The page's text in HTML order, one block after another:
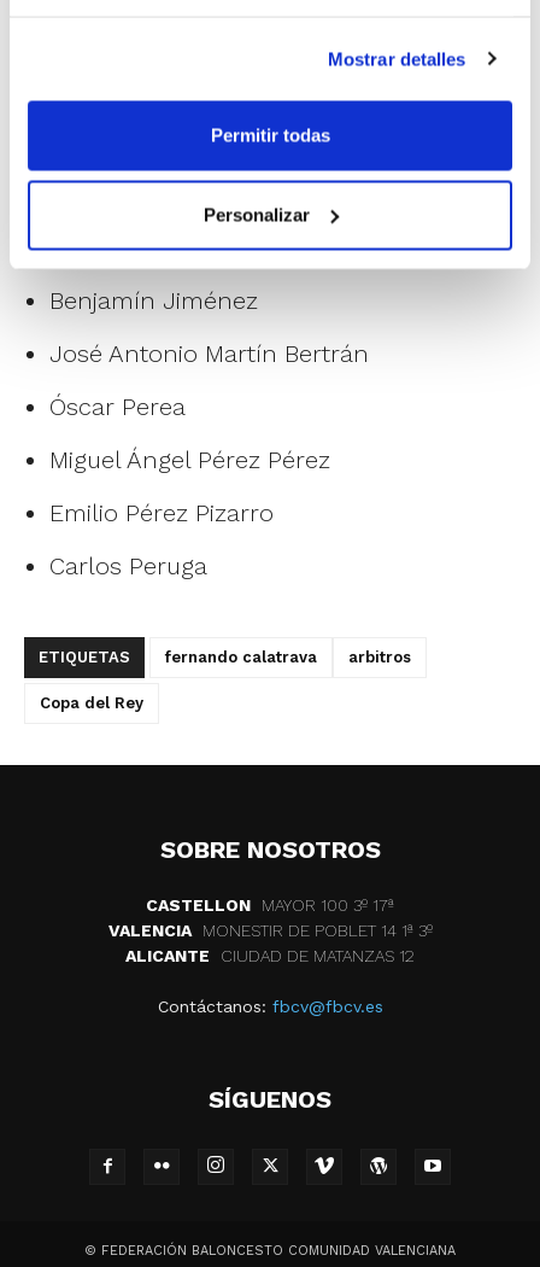
Mostrar detalles
Permitir todas
Personalizar
Daniel Hierrezuelo
Benjamín Jiménez
José Antonio Martín Bertrán
Óscar Perea
Miguel Ángel Pérez Pérez
Emilio Pérez Pizarro
Carlos Peruga
ETIQUETAS fernando calatrava arbitros
Copa del Rey
SOBRE NOSOTROS
CASTELLON
MAYOR 100 3º 17ª
VALENCIA
MONESTIR DE POBLET 14 1ª 3º
ALICANTE
CIUDAD DE MATANZAS 12
Contáctanos: fbcv@fbcv.es
SÍGUENOS
© FEDERACIÓN BALONCESTO COMUNIDAD VALENCIANA